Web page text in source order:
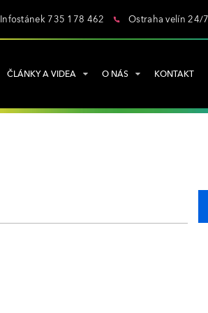
Infostánek 735 178 462 Ostraha velín 24/
ČLÁNKY A VIDEA O NÁS KONTAKT